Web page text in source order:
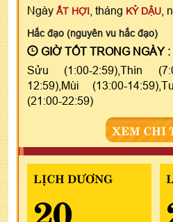
Ngày ẤT HỢI , tháng KỶ DẬU ,
Hắc đạo (nguyên vu hắc đạo)
GIỜ TỐT TRONG NGÀY :
Sửu (1:00-2:59),Thìn
12:59),Mùi (13:00-
(21:00-22:59)
XEM CHI
LỊCH DƯƠNG
20